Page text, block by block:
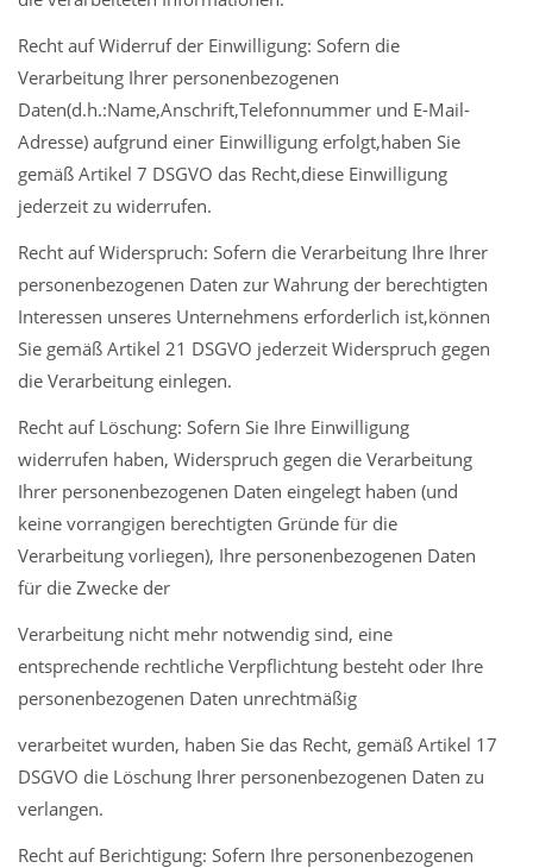
Recht auf Widerruf der Einwilligung: Sofern die
Verarbeitung Ihrer personenbezogenen
Daten(d.h.:Name,Anschrift,Telefonnummer und E-Mail-
Adresse) aufgrund einer Einwilligung erfolgt,haben Sie
gemäß Artikel 7 DSGVO das Recht,diese Einwilligung
jederzeit zu widerrufen.
Recht auf Widerspruch: Sofern die Verarbeitung Ihre Ihrer
personenbezogenen Daten zur Wahrung der berechtigten
Interessen unseres Unternehmens erforderlich ist,können
Sie gemäß Artikel 21 DSGVO jederzeit Widerspruch gegen
die Verarbeitung einlegen.
Recht auf Löschung: Sofern Sie Ihre Einwilligung
widerrufen haben, Widerspruch gegen die Verarbeitung
Ihrer personenbezogenen Daten eingelegt haben (und
keine vorrangigen berechtigten Gründe für die
Verarbeitung vorliegen), Ihre personenbezogenen Daten
für die Zwecke der
Verarbeitung nicht mehr notwendig sind, eine
entsprechende rechtliche Verpflichtung besteht oder Ihre
personenbezogenen Daten unrechtmäßig
verarbeitet wurden, haben Sie das Recht, gemäß Artikel 17
DSGVO die Löschung Ihrer personenbezogenen Daten zu
verlangen.
Recht auf Berichtigung: Sofern Ihre personenbezogenen